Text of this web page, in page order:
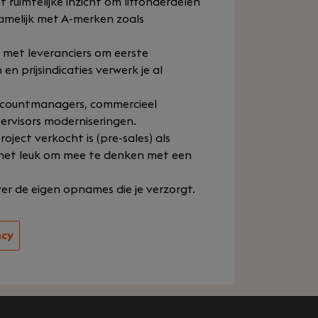
met A-merken zoals
leveranciers om eerste
prijsindicaties verwerk je al
commercieel
moderniseringen.
verkocht is (pre-sales) als
leuk om mee te denken met een
de eigen opnames die je verzorgt.